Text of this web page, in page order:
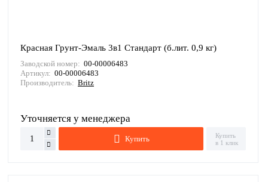
Красная Грунт-Эмаль 3в1 Стандарт (б.лит. 0,9 кг)
Заводской номер: 00-00006483
Артикул: 00-00006483
Производитель: Britz
Уточняется у менеджера
Купить
Купить
в 1 клик